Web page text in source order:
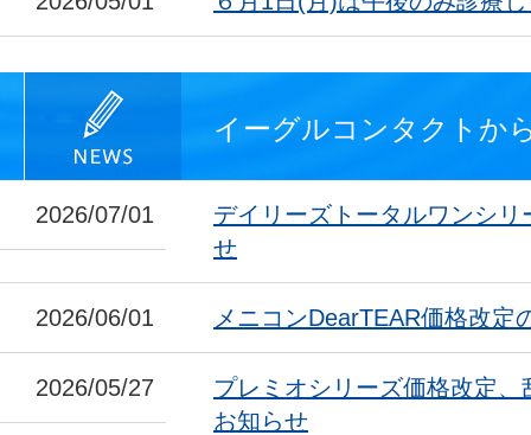
イーグルコンタクトか
2026/07/01
デイリーズトータルワンシ
せ
2026/06/01 メニコンDearTEAR価格改定
2026/05/27
プレミオシリーズ価格改定
お知らせ